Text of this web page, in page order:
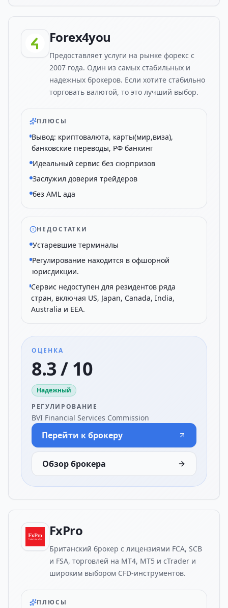
Forex4you
Предоставляет услуги на рынке форекс с
2007 года. Один из самых стабильных и
надежных брокеров. Если хотите стабильно
торговать валютой, то это лучший выбор.
ПЛЮСЫ
Вывод: криптовалюта, карты(мир,виза),
банковские переводы, РФ банкинг
Идеальный сервис без сюрпризов
Заслужил доверия трейдеров
без AML ада
НЕДОСТАТКИ
Устаревшие терминалы
Регулирование находится в офшорной
юрисдикции.
Сервис недоступен для резидентов ряда
стран, включая US, Japan, Canada, India,
Australia и EEA.
ОЦЕНКА
8.3 / 10
Надежный
РЕГУЛИРОВАНИЕ
BVI Financial Services Commission
Перейти к брокеру
Обзор брокера
FxPro
Британский брокер с лицензиями FCA, SCB
и FSA, торговлей на MT4, MT5 и cTrader и
широким выбором CFD-инструментов.
ПЛЮСЫ